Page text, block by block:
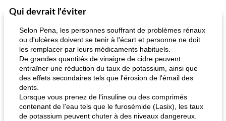
Qui devrait l'éviter
Selon Pena, les personnes souffrant de problèmes rénaux
ou d'ulcères doivent se tenir à l'écart et personne ne doit
les remplacer par leurs médicaments habituels.
De grandes quantités de vinaigre de cidre peuvent
entraîner une réduction du taux de potassium, ainsi que
des effets secondaires tels que l'érosion de l'émail des
dents.
Lorsque vous prenez de l'insuline ou des comprimés
contenant de l'eau tels que le furosémide (Lasix), les taux
de potassium peuvent chuter à des niveaux dangereux.